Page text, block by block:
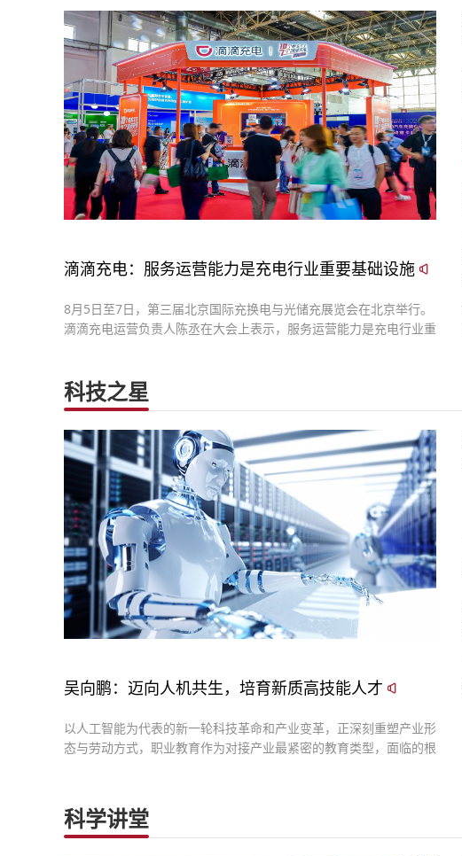
滴滴充电：服务运营能力是充电行业重要基础设施
8月5日至7日，第三届北京国际充换电与光储充展览会在北京举行。
滴滴充电运营负责人陈丞在大会上表示，服务运营能力是充电行业重
科技之星
吴向鹏：迈向人机共生，培育新质高技能人才
以人工智能为代表的新一轮科技革命和产业变革，正深刻重塑产业形
态与劳动方式，职业教育作为对接产业最紧密的教育类型，面临的根
科学讲堂